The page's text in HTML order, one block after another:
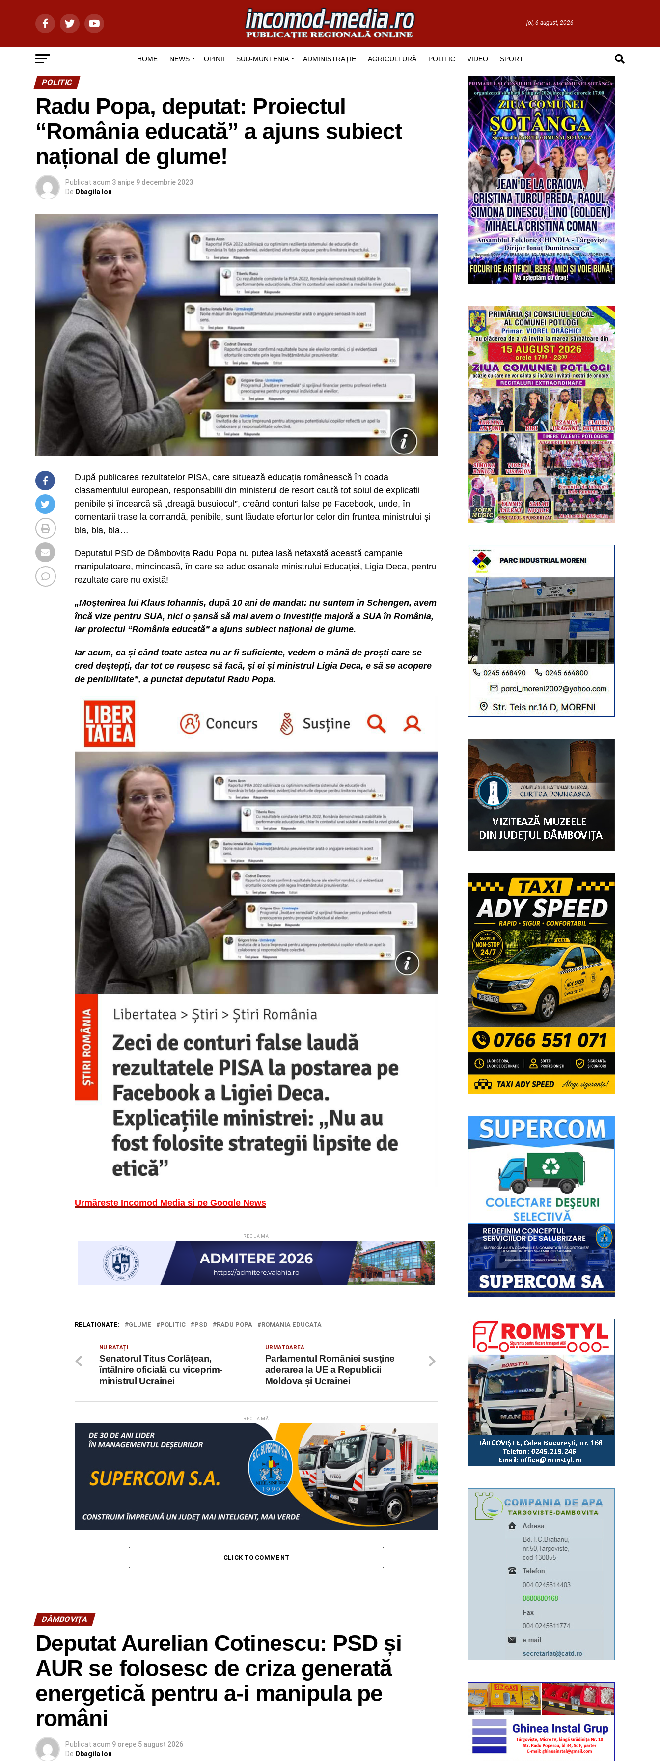
joi, 6 august, 2026
HOME NEWS OPINII SUD-MUNTENIA ADMINISTRAŢIE AGRICULTURĂ POLITIC VIDEO SPORT
POLITIC
Radu Popa, deputat: Proiectul
“România educată” a ajuns subiect
național de glume!
Publicat acum 3 anipe 9 decembrie 2023
De Obagila Ion
După publicarea rezultatelor PISA, care situează educația românească în coada
clasamentului european, responsabilii din ministerul de resort caută tot soiul de explicații
penibile și încearcă să „dreagă busuiocul”, creând conturi false pe Facebook, unde, în
comentarii trase la comandă, penibile, sunt lăudate eforturilor celor din fruntea ministrului și
bla, bla, bla…
Deputatul PSD de Dâmbovița Radu Popa nu putea lasă netaxată această campanie
manipulatoare, mincinoasă, în care se aduc osanale ministrului Educației, Ligia Deca, pentru
rezultate care nu există!
„Moștenirea lui Klaus Iohannis, după 10 ani de mandat: nu suntem în Schengen, avem
încă vize pentru SUA, nici o șansă să mai avem o investiție majoră a SUA în România,
iar proiectul “România educată” a ajuns subiect național de glume.
Iar acum, ca și când toate astea nu ar fi suficiente, vedem o mână de proști care se
cred deștepți, dar tot ce reușesc să facă, și ei și ministrul Ligia Deca, e să se acopere
de penibilitate”, a punctat deputatul Radu Popa.
Urmărește Incomod Media și pe Google News
RECLAMA
RELATIONATE: GLUME POLITIC PSD RADU POPA ROMANIA EDUCATA
URMATOAREA
Parlamentul României susține
aderarea la UE a Republicii
Moldova și Ucrainei
NU RATAȚI
Senatorul Titus Corlățean,
întâlnire oficială cu viceprim-
ministrul Ucrainei
RECLAMĂ
CLICK TO COMMENT
DÂMBOVIŢA
Deputat Aurelian Cotinescu: PSD și
AUR se folosesc de criza generată
energetică pentru a-i manipula pe
români
Publicat acum 9 orepe 5 august 2026
De Obagila Ion